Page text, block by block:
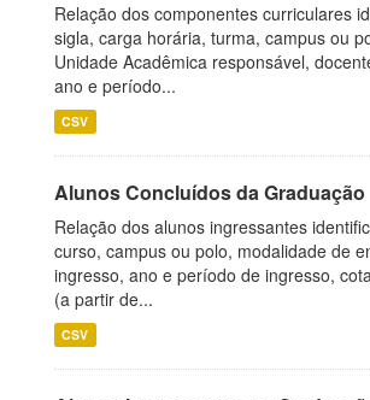
Relação dos componentes curriculares
sigla, carga horária, turma, campus ou
Unidade Acadêmica responsável,
ano e período...
CSV
Alunos Concluídos da Graduação
Relação dos alunos ingressantes
curso, campus ou polo, modalidade de
ingresso, ano e período de ingresso,
(a partir de...
CSV